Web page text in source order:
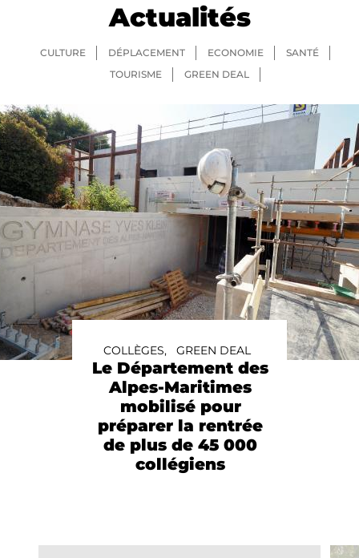
Actualités
CULTURE DÉPLACEMENT ECONOMIE
SANTÉ
TOURISME
GREEN DEAL
COLLÈGES, GREEN DEAL
Le Département des
Alpes-Maritimes
mobilisé pour
préparer la rentrée
de plus de 45 000
collégiens